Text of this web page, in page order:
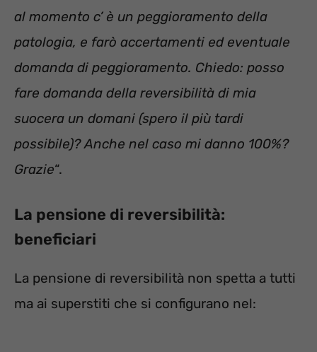
al momento c’ è un peggioramento della
patologia, e farò accertamenti ed eventuale
domanda di peggioramento. Chiedo: posso
fare domanda della reversibilità di mia
suocera un domani (spero il più tardi
possibile)? Anche nel caso mi danno 100%?
Grazie“.
La pensione di reversibilità:
beneficiari
La pensione di reversibilità non spetta a tutti
ma ai superstiti che si configurano nel: